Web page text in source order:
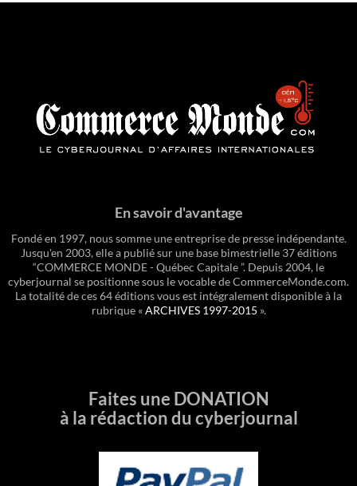
En savoir d'avantage
Fondé en 1997, nous somme une entreprise de presse indépendante.
Jusqu'en 2003, elle a publié sur une base bimestrielle 37 éditions
“COMMERCE MONDE - Québec Capitale ”. Depuis 2004, le
cyberjournal se positionne sous le vocable de CommerceMonde.com.
La totalité de ces 64 éditions vous est intégralement disponible à la
rubrique «ARCHIVES 1997-2015 ».
Faites une DONATION
à la rédaction du cyberjournal